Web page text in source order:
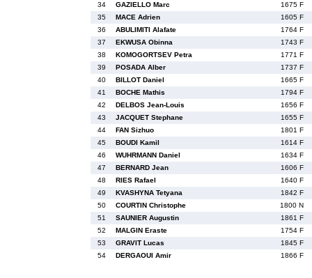
34
GAZIELLO Marc
1675 F
35
MACE Adrien
1605 F
36
ABULIMITI Alafate
1764 F
37
EKWUSA Obinna
1743 F
38
KOMOGORTSEV Petra
1771 F
39
POSADA Alber
1737 F
40
BILLOT Daniel
1665 F
41
BOCHE Mathis
1794 F
42
DELBOS Jean-Louis
1656 F
43
JACQUET Stephane
1655 F
44
FAN Sizhuo
1801 F
45
BOUDI Kamil
1614 F
46
WUHRMANN Daniel
1634 F
47
BERNARD Jean
1606 F
48
RIES Rafael
1640 F
49
KVASHYNA Tetyana
1842 F
50
COURTIN Christophe
1800 N
51
SAUNIER Augustin
1861 F
52
MALGIN Eraste
1754 F
53
GRAVIT Lucas
1845 F
54
DERGAOUI Amir 1866 F